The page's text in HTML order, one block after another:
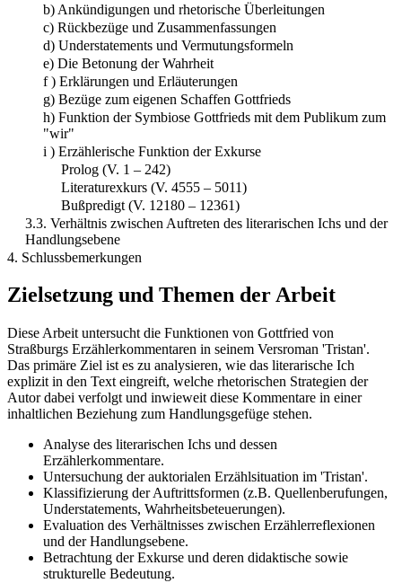
b) Ankündigungen und rhetorische Überleitungen
c) Rückbezüge und Zusammenfassungen
d) Understatements und Vermutungsformeln
e) Die Betonung der Wahrheit
f ) Erklärungen und Erläuterungen
g) Bezüge zum eigenen Schaffen Gottfrieds
h) Funktion der Symbiose Gottfrieds mit dem Publikum zum
"wir"
i ) Erzählerische Funktion der Exkurse
Prolog (V. 1 – 242)
Literaturexkurs (V. 4555 – 5011)
Bußpredigt (V. 12180 – 12361)
3.3. Verhältnis zwischen Auftreten des literarischen Ichs und der
Handlungsebene
4. Schlussbemerkungen
Zielsetzung und Themen der Arbeit
Diese Arbeit untersucht die Funktionen von Gottfried von
Straßburgs Erzählerkommentaren in seinem Versroman 'Tristan'.
Das primäre Ziel ist es zu analysieren, wie das literarische Ich
explizit in den Text eingreift, welche rhetorischen Strategien der
Autor dabei verfolgt und inwieweit diese Kommentare in einer
inhaltlichen Beziehung zum Handlungsgefüge stehen.
Analyse des literarischen Ichs und dessen
Erzählerkommentare.
Untersuchung der auktorialen Erzählsituation im 'Tristan'.
Klassifizierung der Auftrittsformen (z.B. Quellenberufungen,
Understatements, Wahrheitsbeteuerungen).
Evaluation des Verhältnisses zwischen Erzählerreflexionen
und der Handlungsebene.
Betrachtung der Exkurse und deren didaktische sowie
strukturelle Bedeutung.